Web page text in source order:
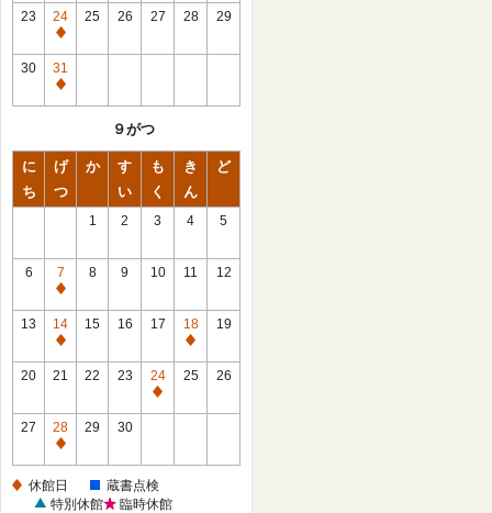
館
日
23
24
休
館
日
25 26 27 28 29
30
31
休
９がつ
に
ち
げ
つ
か
す
い
も
く
き
ん
ど
1 2 3 4 5
6
7
休
館
日
8 9 10 11 12
13
14
休
館
15 16 17
18
休
館
19
20 21 22 23
24
休
25 26
27
28
休
日
29 30
休館日
蔵書点検
特別休館
臨時休館